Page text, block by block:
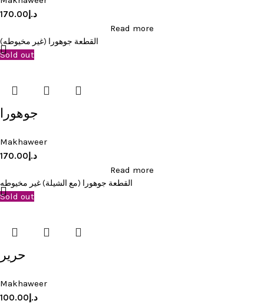
د.إ170.00
Read more
القطعة جوهورا (غير مخيوطه)
Sold out
جوهورا
Makhaweer
د.إ170.00
Read more
القطعة جوهورا (مع الشيلة) غير مخيوطه
Sold out
حرير
Makhaweer
د.إ100.00